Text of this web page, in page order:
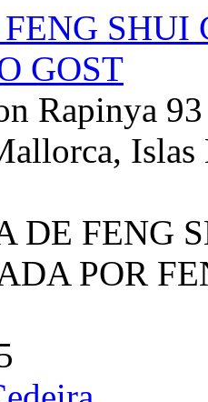
GOST
Rapinya 93
Islas
DE FENG
POR